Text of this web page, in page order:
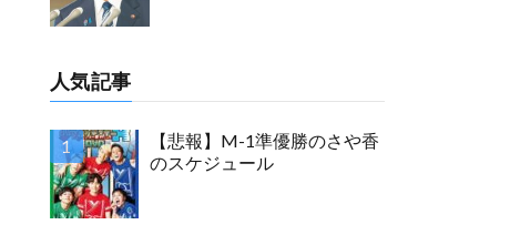
人気記事
【悲報】M-1準優勝のさや香
のスケジュール